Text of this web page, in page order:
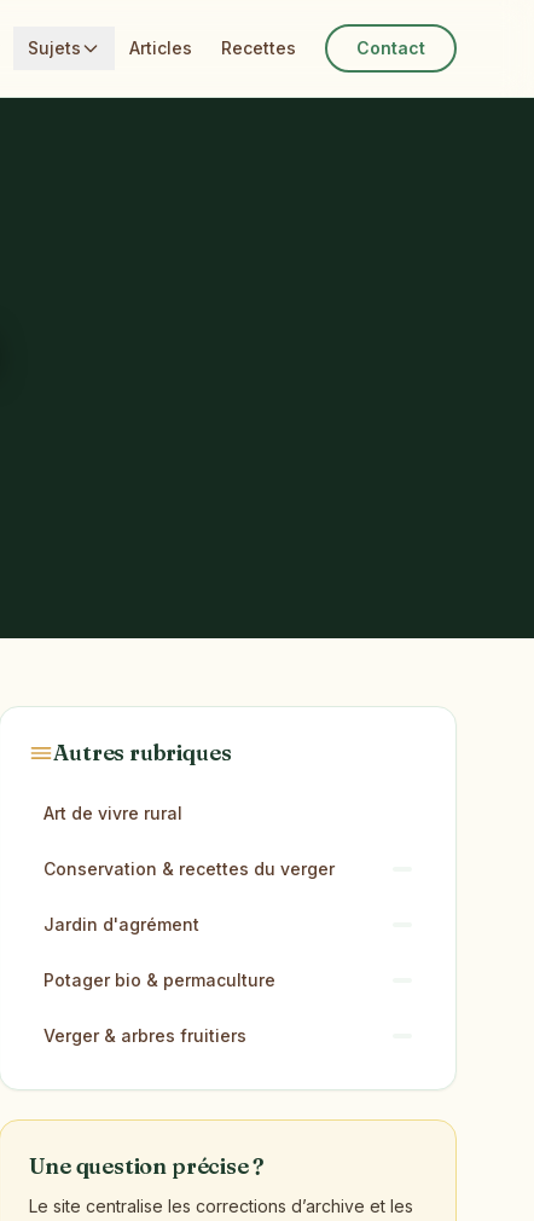
Sujets Articles Recettes Contact
Autres rubriques
Art de vivre rural
Conservation & recettes du verger
Jardin d'agrément
Potager bio & permaculture
Verger & arbres fruitiers
Une question précise ?
Le site centralise les corrections d’archive et les